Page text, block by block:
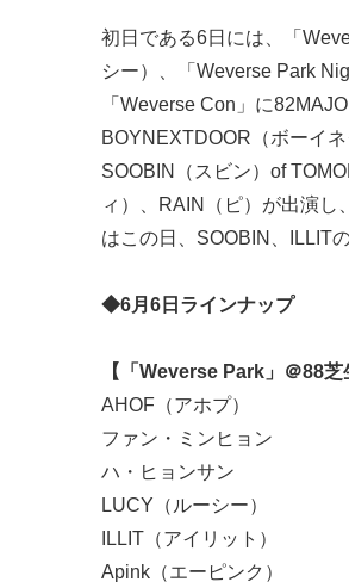
初日である6日には、「
シー）、「Weverse Park
「Weverse Con」に
BOYNEXTDOOR（ボーイ
SOOBIN（スビン）of
ィ）、RAIN（ピ）が出演し
はこの日、SOOBIN、ILLIT
◆6月6日ラインナップ
【「Weverse Park」＠88芝
AHOF（アホプ）
ファン・ミンヒョン
ハ・ヒョンサン
LUCY（ルーシー）
ILLIT（アイリット）
Apink（エーピンク）